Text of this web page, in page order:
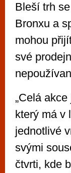
Bleší trh
Bronxu a
mohou
své
„Celá
který má v
jednotlivé
svými
čtvrti, kde